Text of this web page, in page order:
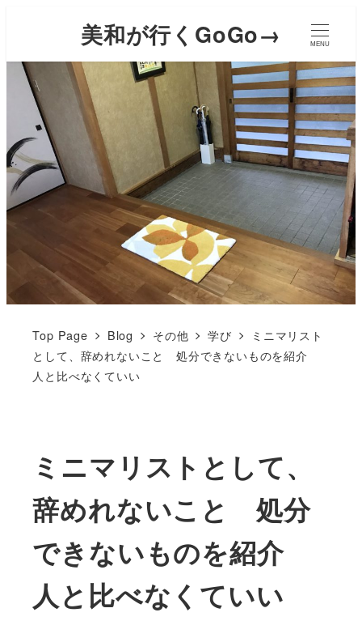
美和が行くGoGo→ MENU
Top Page Blog その他 学び
ミニマリスト
として、辞めれないこと 処分できないものを紹介
人と比べなくていい
ミニマリストとして、
辞めれないこと 処分
できないものを紹介
人と比べなくていい